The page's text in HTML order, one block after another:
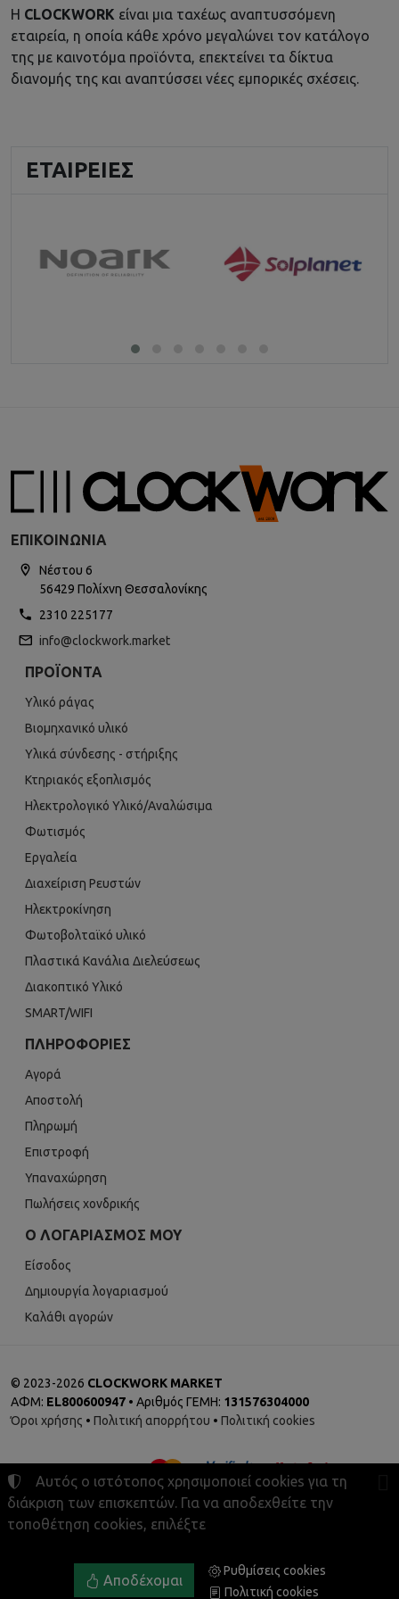
Η CLOCKWORK είναι μια ταχέως αναπτυσσόμενη
εταιρεία, η οποία κάθε χρόνο μεγαλώνει τον κατάλογο
της με καινοτόμα προϊόντα, επεκτείνει τα δίκτυα
διανομής της και αναπτύσσει νέες εμπορικές σχέσεις.
ΕΤΑΙΡΕΊΕΣ
ΕΠΙΚΟΙΝΩΝΊΑ
Νέστου 6
56429 Πολίχνη Θεσσαλονίκης
2310 225177
info@clockwork.market
ΠΡΟΪΌΝΤΑ
Υλικό ράγας
Βιομηχανικό υλικό
Υλικά σύνδεσης - στήριξης
Κτηριακός εξοπλισμός
Ηλεκτρολογικό Υλικό/Αναλώσιμα
Φωτισμός
Εργαλεία
Διαχείριση Ρευστών
Ηλεκτροκίνηση
Φωτοβολταϊκό υλικό
Πλαστικά Κανάλια Διελεύσεως
Διακοπτικό Υλικό
SMART/WIFI
ΠΛΗΡΟΦΟΡΊΕΣ
Αγορά
Αποστολή
Πληρωμή
Επιστροφή
Υπαναχώρηση
Πωλήσεις χονδρικής
Ο ΛΟΓΑΡΙΑΣΜΌΣ ΜΟΥ
Είσοδος
Δημιουργία λογαριασμού
Καλάθι αγορών
© 2023-2026 CLOCKWORK MARKET
ΑΦΜ: EL800600947 • Αριθμός ΓΕΜΗ: 131576304000
Όροι χρήσης • Πολιτική απορρήτου • Πολιτική cookies
TORUS website
Αυτός ο ιστότοπος χρησιμοποιεί cookies για τη
διάκριση των επισκεπτών. Για να αποδεχθείτε την
τοποθέτηση cookies, επιλέξτε
Αποδέχομαι
Ρυθμίσεις cookies
Πολιτική cookies